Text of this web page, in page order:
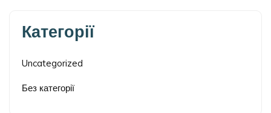
Категорії
Uncategorized
Без категорії